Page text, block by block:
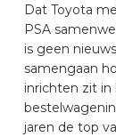
MAATWERK
SECTOREN
Dat Toyota
PSA
is geen
samengaan
inrichten zit in
jaren de top